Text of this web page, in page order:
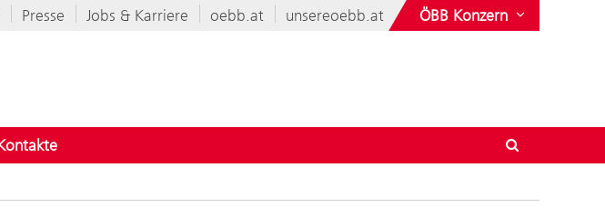
Presse Jobs & Karriere oebb.at unsereoebb.at ÖBB Konzern
für Leistungen